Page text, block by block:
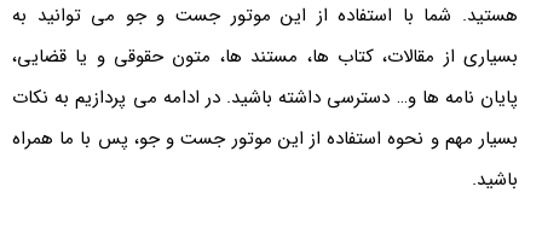
هستید. شما با استفاده از این موتور جست و جو می توانید به
بسیاری از مقالات، کتاب ها، مستند ها، متون حقوقی و یا قضایی،
پایان نامه ها و… دسترسی داشته باشید. در ادامه می پردازیم به نکات
بسیار مهم و نحوه استفاده از این موتور جست و جو، پس با ما همراه
باشید.